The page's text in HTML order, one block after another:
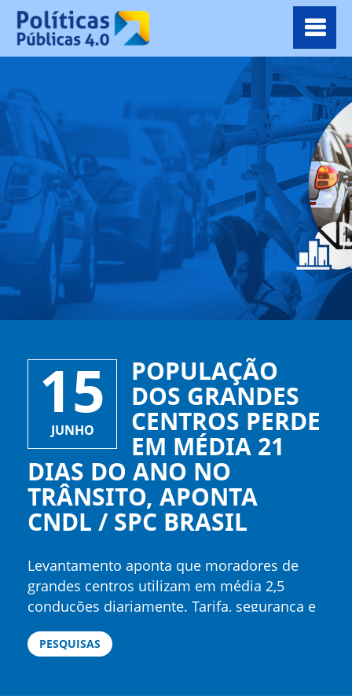
15
JUNHO
POPULAÇÃO
DOS GRANDES
CENTROS PERDE
EM MÉDIA 21
DIAS DO ANO NO
TRÂNSITO, APONTA
CNDL / SPC BRASIL
Levantamento aponta que moradores de
grandes centros utilizam em média 2,5
conduções diariamente. Tarifa, segurança e
conforto são os itens com pior avaliação.
43% afirmam ter medo de usar o transporte
PESQUISAS